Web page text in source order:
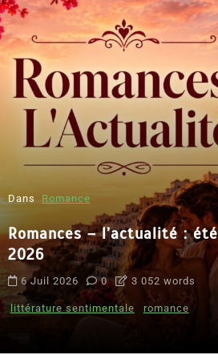
Dans Romance
Romances – l’actualité : été
2026
6 Juil 2026 0 3 052 words
littérature sentimentale romance